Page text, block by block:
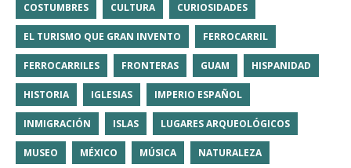
COSTUMBRES CULTURA CURIOSIDADES
EL TURISMO QUE GRAN INVENTO FERROCARRIL
FERROCARRILES FRONTERAS GUAM HISPANIDAD
HISTORIA IGLESIAS IMPERIO ESPAÑOL
INMIGRACIÓN ISLAS LUGARES ARQUEOLÓGICOS
MUSEO MÉXICO MÚSICA NATURALEZA